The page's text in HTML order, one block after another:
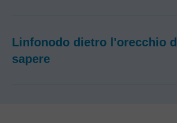
Linfonodo dietro l'orecchio
sapere